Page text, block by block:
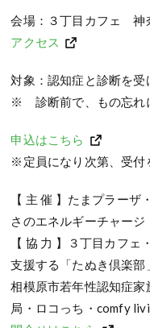
会場：３丁目カフェ 神
アクセス
対象：認知症と診断を
※ 診断前で、もの忘れ
申込はこちら
※定員になり次第、受付
【 主 催 】たまプラー
さのエネルギーチャージ
【 協 力 】３丁目カフ
支援する「たぬき倶楽部」
相模原市若年性認知症
局・ロコっち・comfy